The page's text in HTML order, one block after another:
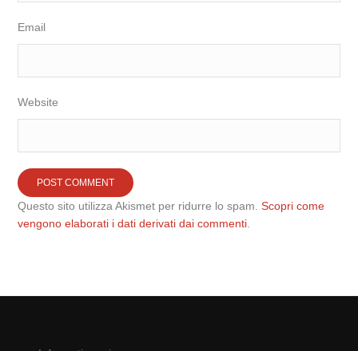
Email
Website
Questo sito utilizza Akismet per ridurre lo spam.Scopri come
vengono elaborati i dati derivati dai commenti